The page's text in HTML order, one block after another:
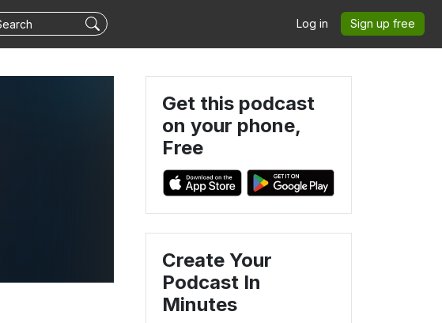
Log in Sign up free
Get this podcast
on your phone,
Free
Create Your
Podcast In
Minutes